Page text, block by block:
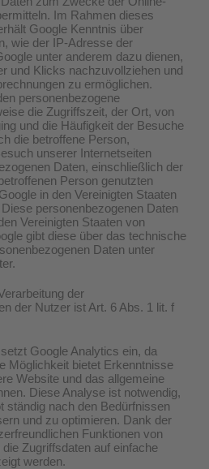
Im Rahmen dieses
Google Kenntnis über
wie der IP-Adresse der
unter anderem dazu dienen,
und Klicks nachzuvollziehen und
zu ermöglichen.
personenbezogene
die Zugriffszeit, der Ort, von
und die Häufigkeit der Besuche
die betroffene Person,
unserer Internetseiten
Daten, einschließlich der
Person genutzten
in den Vereinigten Staaten
personenbezogenen Daten
Vereinigten Staaten von
gibt diese über das technische
Daten unter
der
der Nutzer ist Art. 6 Abs. 1 lit. f
Google Analytics ein, da
Möglichkeit bietet Erkenntnisse
Website und das allgemeine
Diese Analyse ist notwendig,
ständig nach den Bedürfnissen
und zu optimieren. Dank der
Funktionen von
Zugriffsdaten auf einfache
werden.